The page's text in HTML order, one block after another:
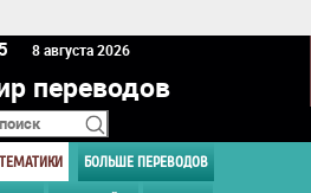
8 августа 2026
переводов
БОЛЬШЕ ПЕРЕВОДОВ